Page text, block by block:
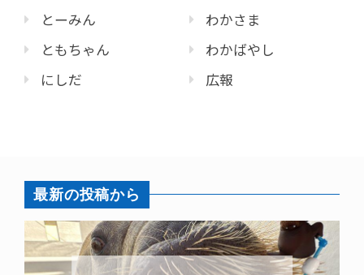
とーみん
ともちゃん
にしだ
わかさま
わかばやし
広報
最新の投稿から